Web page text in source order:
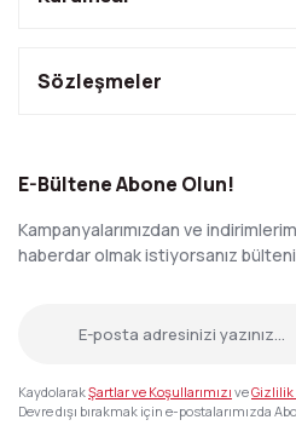
Sözleşmeler
E-Bültene Abone Olun!
Kampanyalarımızdan ve
haberdar olmak istiyorsanız
KaydolarakŞartlar ve Koşullarımızı veGizlilik
Devre dışı bırakmak için e-postalarımızda